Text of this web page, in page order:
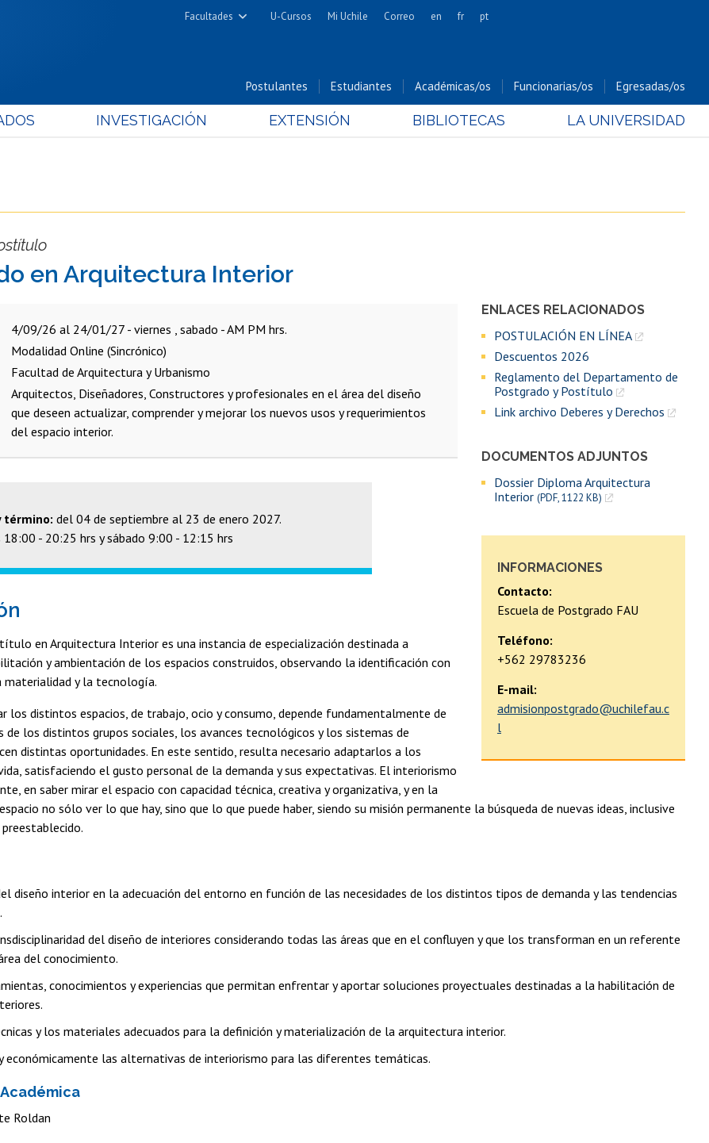
Facultades
Cs. Físicas y Matemáticas
Cs. Forestales y Conservación
Cs. Químicas y Farmacéuticas
Cs. Sociales
Nutrición y Tecnología de
U-Cursos Mi Uchile Correo en fr pt
Postulantes Estudiantes Académicas/os Funcionarias/os Egresadas/os
INVESTIGACIÓN EXTENSIÓN BIBLIOTECAS LA UNIVERSIDAD
en Arquitectura Interior
ENLACES RELACIONADOS
POSTULACIÓN EN LÍNEA
Descuentos 2026
Reglamento del Departamento de
Postgrado y Postítulo
Link archivo Deberes y Derechos
DOCUMENTOS ADJUNTOS
Dossier Diploma Arquitectura
Interior (PDF, 1122 KB)
INFORMACIONES
Contacto:
Escuela de Postgrado FAU
Teléfono:
+562 29783236
E-mail:
admisionpostgrado@uchilefau.c
l
4/09/26 al 24/01/27 - viernes , sabado - AM PM hrs.
Modalidad Online (Sincrónico)
Facultad de Arquitectura y Urbanismo
Arquitectos, Diseñadores, Constructores y profesionales en el área del diseño
que deseen actualizar, comprender y mejorar los nuevos usos y requerimientos
del espacio interior.
término:del 04 de septiembre al 23 de enero 2027.
18:00 - 20:25 hrs y sábado 9:00 - 12:15 hrs
en Arquitectura Interior es una instancia de especialización destinada a
y ambientación de los espacios construidos, observando la identificación con
materialidad y la tecnología.
los distintos espacios, de trabajo, ocio y consumo, depende fundamentalmente de
de los distintos grupos sociales, los avances tecnológicos y los sistemas de
distintas oportunidades. En este sentido, resulta necesario adaptarlos a los
satisfaciendo el gusto personal de la demanda y sus expectativas. El interiorismo
en saber mirar el espacio con capacidad técnica, creativa y organizativa, y en la
no sólo ver lo que hay, sino que lo que puede haber, siendo su misión permanente la búsqueda de nuevas ideas, inclusive
diseño interior en la adecuación del entorno en función de las necesidades de los distintos tipos de demanda y las tendencias
del diseño de interiores considerando todas las áreas que en el confluyen y que los transforman en un referente
del conocimiento.
conocimientos y experiencias que permitan enfrentar y aportar soluciones proyectuales destinadas a la habilitación de
y los materiales adecuados para la definición y materialización de la arquitectura interior.
económicamente las alternativas de interiorismo para las diferentes temáticas.
Roldan